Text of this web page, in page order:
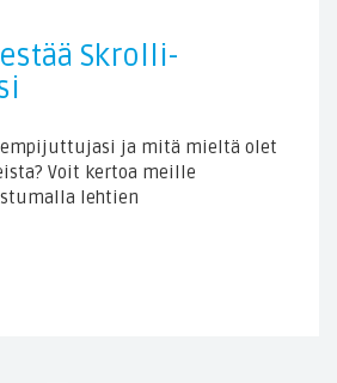
Skrolli-
ja mitä mieltä olet
Voit kertoa meille
lehtien